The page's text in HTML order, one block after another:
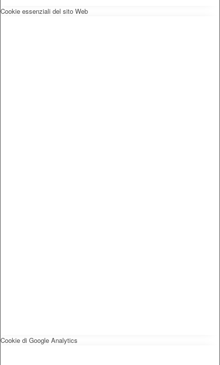
Cookie essenziali del sito Web
Cookie di Google Analytics